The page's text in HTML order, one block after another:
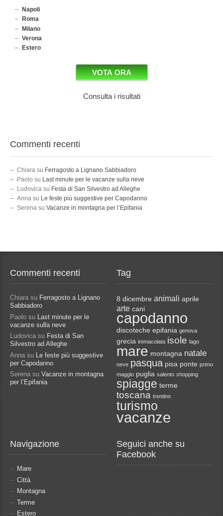
Napoli
Roma
Milano
Verona
Estero
Consulta i risultati
Commenti recenti
Chiara su Ferragosto a Lignano Sabbiadoro
Paolo su Last minute per le vacanze sulla neve
Ludovica su Festa di San Silvestro ad Alleghe
Anna su Le feste più suggestive per Capodanno
Serena su Vacanze in montagna per l’Epifania
Commenti recenti
Chiarasu Ferragosto a Lignano
Sabbiadoro
Paolo su Last minute per le
vacanze sulla neve
Ludovica su Festa di San
Silvestro ad Alleghe
Anna su Le feste più suggestive
per Capodanno
Serena su Vacanze in montagna
per l’Epifania
Tag
8 dicembre animali aprile
arte cani
capodanno
discoteche epifania genova
grecia immacolata isole lago
mare montagna natale
neve pasqua pisa ponte primo
maggio puglia salento shopping
spiagge terme
toscana trentino
turismo
vacanze
Navigazione
Mare
Città
Montagna
Terme
Estero
Seguici anche su
Facebook